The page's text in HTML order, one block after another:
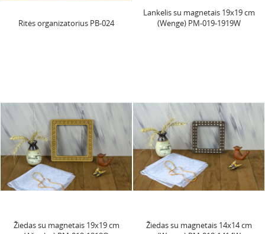
Ritės organizatorius PB-024
Lankelis su magnetais 19x19 cm
(Wenge) PM-019-1919W
Žiedas su magnetais 19x19 cm
Žiedas su magnetais 14x14 cm